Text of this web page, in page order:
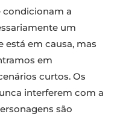
condicionam a
um
está em causa, mas
em
curtos. Os
interferem com a
são